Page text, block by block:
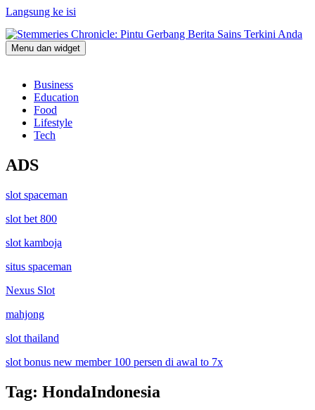
Langsung ke isi
Stemmeries Chronicle: Pintu Gerbang Berita Sains Terkini Anda
Menu dan widget
Business
Education
Food
Lifestyle
Tech
ADS
slot spaceman
slot bet 800
slot kamboja
situs spaceman
Nexus Slot
mahjong
slot thailand
slot bonus new member 100 persen di awal to 7x
Tag: HondaIndonesia